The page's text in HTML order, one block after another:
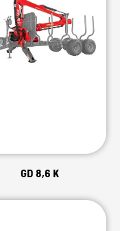
GD 8,6 K